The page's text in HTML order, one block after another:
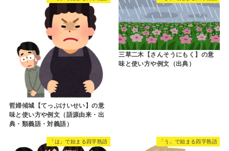
哲婦傾城【てっぷけいせい】の意
味と使い方や例文（語源由来・出
典・類義語・対義語）
三草二木【さんそうにもく】の意
味と使い方や例文（出典）
「は」で始まる四字熟語 「う」で始まる四字熟語